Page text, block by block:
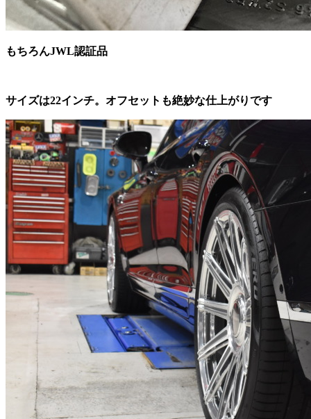
もちろんJWL認証品
サイズは22インチ。オフセットも絶妙な仕上がりです